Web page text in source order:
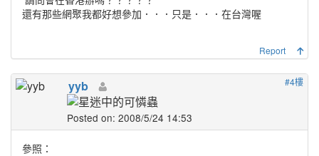
還有那些網聚我都好想參加．．．只是．．．在台灣喔
Report
#4樓
yyb
Posted on: 2008/5/24 14:53
參照：